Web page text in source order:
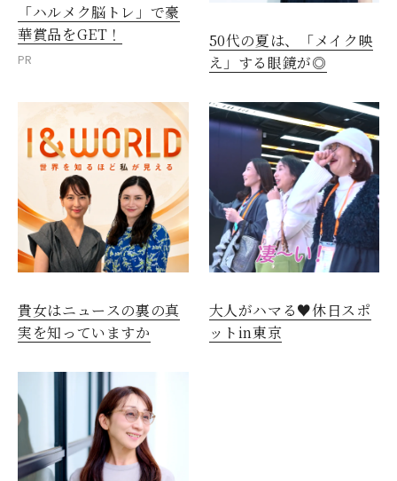
「ハルメク脳トレ」で豪
華賞品をGET！
PR
50代の夏は、「メイク映
え」する眼鏡が◎
貴女はニュースの裏の真
実を知っていますか
大人がハマる♥休日スポ
ットin東京